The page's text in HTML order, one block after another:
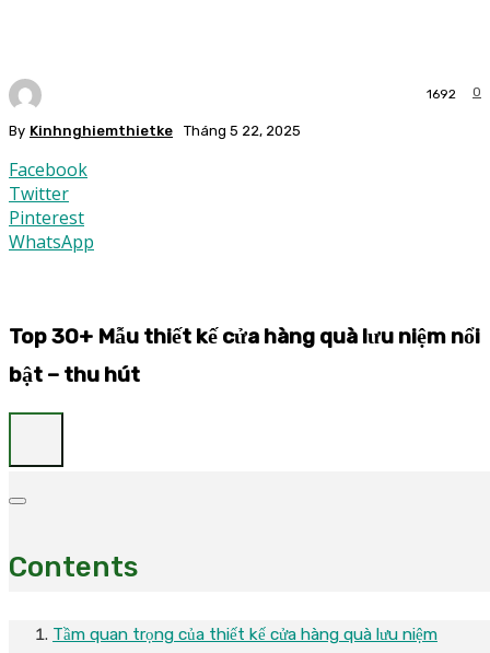
By Kinhnghiemthietke Tháng 5 22, 2025
0
1692
Facebook
Twitter
Pinterest
WhatsApp
Top 30+ Mẫu thiết kế cửa hàng quà lưu niệm nổi
bật – thu hút
Contents
Tầm quan trọng của thiết kế cửa hàng quà lưu niệm